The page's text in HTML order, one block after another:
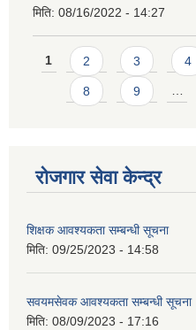
मिति: 08/16/2022 - 14:27
Pages
1 2 3 4
8 9 …
रोजगार सेवा केन्द्र
शिक्षक आवश्यकता सम्बन्धी सूचना
मिति: 09/25/2023 - 14:58
सवयमसेवक आवश्यकता सम्बन्धी सूचना
मिति: 08/09/2023 - 17:16